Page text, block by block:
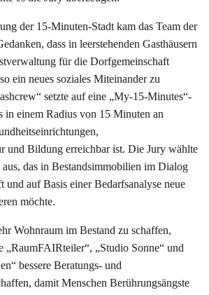
der 15-Minuten-Stadt kam das Team der
dass in leerstehenden Gasthäusern
für die Dorfgemeinschaft
ein neues soziales Miteinander zu
setzte auf eine „My-15-Minutes“-
in einem Radius von 15 Minuten an
und Bildung erreichbar ist. Die Jury wählte
aus, das in Bestandsimmobilien im Dialog
und auf Basis einer Bedarfsanalyse neue
möchte.
Wohnraum im Bestand zu schaffen,
„RaumFAIRteiler“, „Studio Sonne“ und
bessere Beratungs- und
damit Menschen Berührungsängste